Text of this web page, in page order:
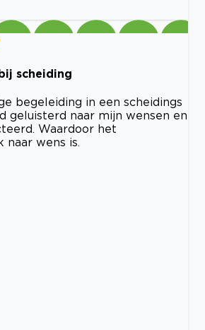
scheiding
begeleiding in een scheidings
geluisterd naar mijn wensen en
Waardoor het
naar wens is.